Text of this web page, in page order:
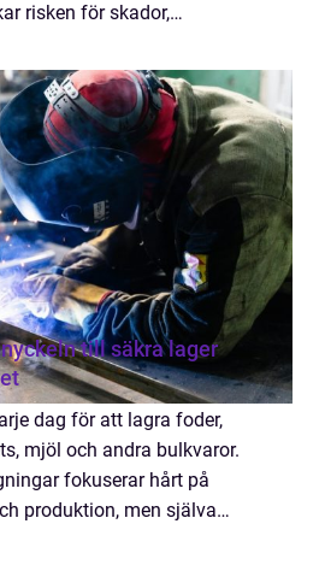
risken för skador,
dag för att lagra foder,
mjöl och andra bulkvaror.
fokuserar hårt på
produktion, men själva